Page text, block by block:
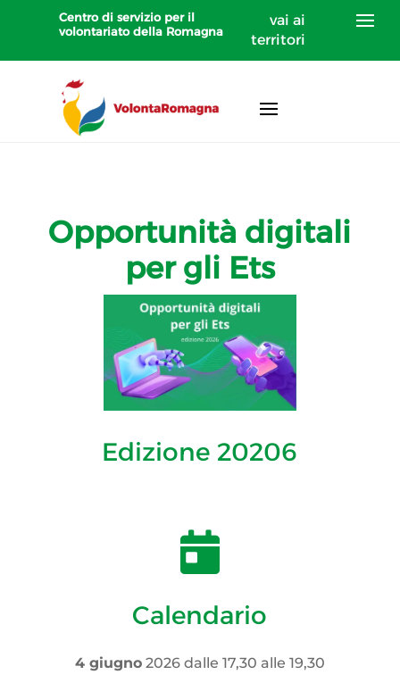
Centro di servizio per il
volontariato della Romagna
vai ai
territori
Opportunità digitali
per gli Ets
Edizione 20206

Calendario
4 giugno2026 dalle 17,30 alle 19,30